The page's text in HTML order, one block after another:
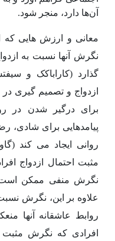
آن‌ها دارد، منجر شود.
معانی و ارزش هایی که
نگرش آنها نسبت به
گذارد (کاراباکک و
ازدواج و تصمیم گیری
برای درگیر شدن در
پیامدهایی برای شادی،
روانی ایجاد می کند
مثبت احتمال ازدواج
نگرش منفی ممکن است
علاوه بر این، نگرش نسبت
روابط عاشقانه آنها
افرادی که نگرش مثبت